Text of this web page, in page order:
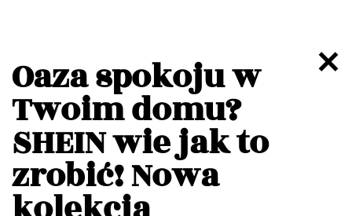
Oaza spokoju w
Twoim domu?
SHEIN wie jak to
zrobić! Nowa